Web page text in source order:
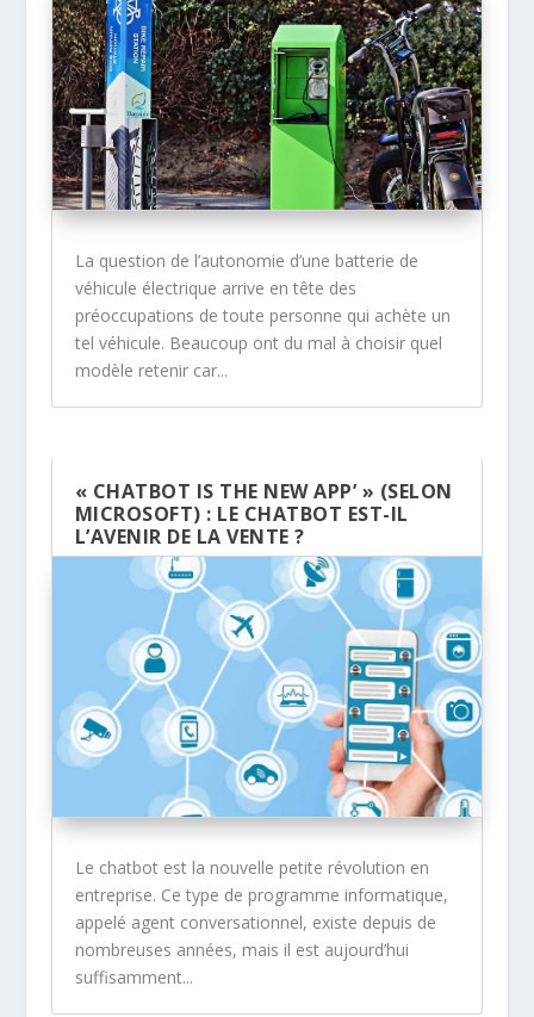
La question de l’autonomie d’une batterie de
véhicule électrique arrive en tête des
préoccupations de toute personne qui achète un
tel véhicule. Beaucoup ont du mal à choisir quel
modèle retenir car...
« CHATBOT IS THE NEW APP’ » (SELON
MICROSOFT) : LE CHATBOT EST-IL
L’AVENIR DE LA VENTE ?
Le chatbot est la nouvelle petite révolution en
entreprise. Ce type de programme informatique,
appelé agent conversationnel, existe depuis de
nombreuses années, mais il est aujourd’hui
suffisamment...